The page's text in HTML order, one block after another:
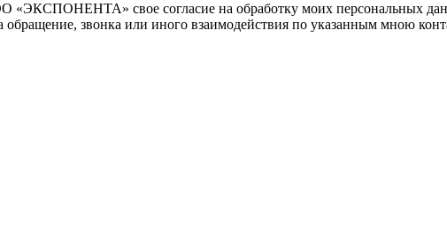
«ЭКСПОНЕНТА» свое согласие на обработку моих персональных
обращение, звонка или иного взаимодействия по указанным мною